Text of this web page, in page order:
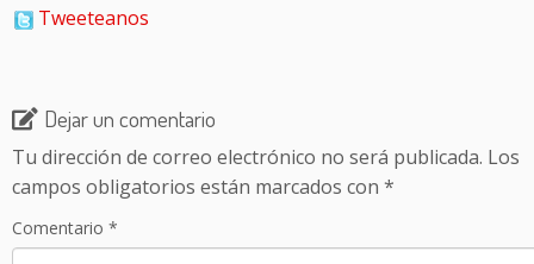
Tweeteanos
Dejar un comentario
Tu dirección de correo electrónico no será publicada. Los
campos obligatorios están marcados con *
Comentario *